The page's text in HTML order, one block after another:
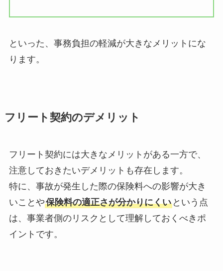
といった、事務負担の軽減が大きなメリットにな
ります。
フリート契約のデメリット
フリート契約には大きなメリットがある一方で、
注意しておきたいデメリットも存在します。
特に、事故が発生した際の保険料への影響が大き
いことや保険料の適正さが分かりにくいという点
は、事業者側のリスクとして理解しておくべきポ
イントです。